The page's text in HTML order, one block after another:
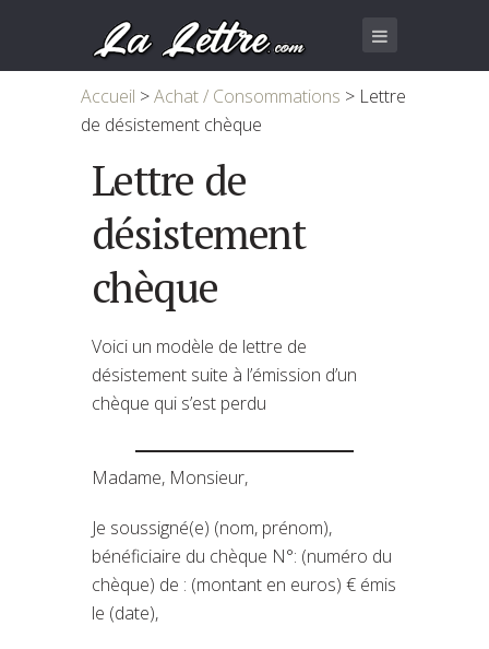
Accueil >Achat / Consommations > Lettre
de désistement chèque
Lettre de
désistement
chèque
Voici un modèle de lettre de
désistement suite à l’émission d’un
chèque qui s’est perdu
Madame, Monsieur,
Je soussigné(e) (nom, prénom),
bénéficiaire du chèque N°: (numéro du
chèque) de : (montant en euros) € émis
le (date),